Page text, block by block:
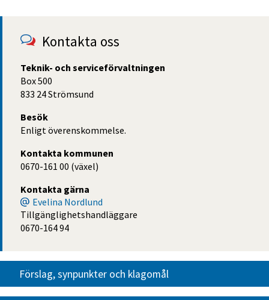
Kontakta oss
Teknik- och serviceförvaltningen
Box 500
833 24 Strömsund
Besök
Enligt överenskommelse.
Kontakta kommunen
0670-161 00 (växel)
Kontakta gärna
Evelina Nordlund
Tillgänglighetshandläggare
0670-164 94
Förslag, synpunkter och klagomål